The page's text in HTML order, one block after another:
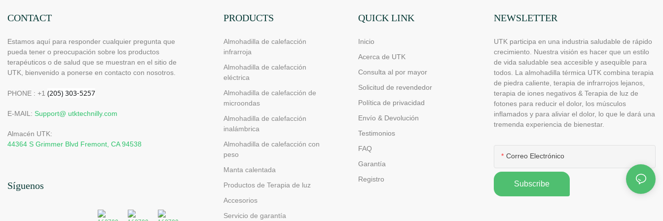
CONTACT
Estamos aquí para responder cualquier pregunta que
pueda tener o preocupación sobre los productos
terapéuticos o de salud que se muestran en el sitio de
UTK, bienvenido a ponerse en contacto con nosotros.
PHONE : +1
E-MAIL: Support@ utktechnilly.com
Almacén UTK:
44364 S Grimmer Blvd Fremont, CA 94538
Síguenos
PRODUCTS
Almohadilla de calefacción
infrarroja
Almohadilla de calefacción
eléctrica
Almohadilla de calefacción de
microondas
Almohadilla de calefacción
inalámbrica
Almohadilla de calefacción con
peso
Manta calentada
Productos de Terapia de luz
Accesorios
Servicio de garantía
QUICK LINK
Inicio
Acerca de UTK
Consulta al por mayor
Solicitud de revendedor
Política de privacidad
Envío & Devolución
Testimonios
FAQ
Garantía
Registro
NEWSLETTER
UTK participa en una industria saludable de rápido
crecimiento. Nuestra visión es hacer que un estilo
de vida saludable sea accesible y asequible para
todos. La almohadilla térmica UTK combina terapia
de piedra caliente, terapia de infrarrojos lejanos,
terapia de iones negativos & Terapia de luz de
fotones para reducir el dolor, los músculos
inflamados y para aliviar el dolor, lo que le dará una
tremenda experiencia de bienestar.
Correo Electrónico
Subscribe